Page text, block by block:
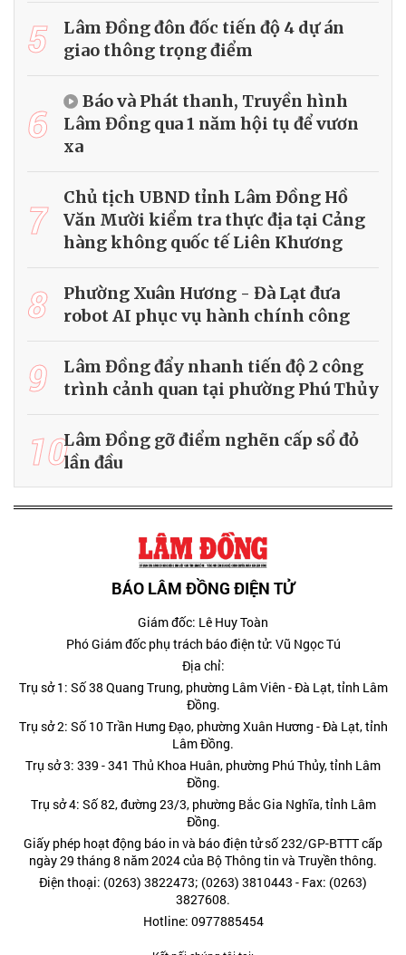
5
Lâm Đồng đôn đốc tiến độ 4 dự án
giao thông trọng điểm
6
Báo và Phát thanh, Truyền hình
Lâm Đồng qua 1 năm hội tụ để vươn
xa
7
Chủ tịch UBND tỉnh Lâm Đồng Hồ
Văn Mười kiểm tra thực địa tại Cảng
hàng không quốc tế Liên Khương
8
Phường Xuân Hương - Đà Lạt đưa
robot AI phục vụ hành chính công
9
Lâm Đồng đẩy nhanh tiến độ 2 công
trình cảnh quan tại phường Phú Thủy
10Lâm Đồng gỡ điểm nghẽn cấp sổ đỏ
lần đầu
BÁO LÂM ĐỒNG ĐIỆN TỬ
Giám đốc: Lê Huy Toàn
Phó Giám đốc phụ trách báo điện tử: Vũ Ngọc Tú
Địa chỉ:
Trụ sở 1: Số 38 Quang Trung, phường Lâm Viên - Đà Lạt, tỉnh Lâm
Đồng.
Trụ sở 2: Số 10 Trần Hưng Đạo, phường Xuân Hương - Đà Lạt, tỉnh
Lâm Đồng.
Trụ sở 3: 339 - 341 Thủ Khoa Huân, phường Phú Thủy, tỉnh Lâm
Đồng.
Trụ sở 4: Số 82, đường 23/3, phường Bắc Gia Nghĩa, tỉnh Lâm
Đồng.
Giấy phép hoạt động báo in và báo điện tử số 232/GP-BTTT cấp
ngày 29 tháng 8 năm 2024 của Bộ Thông tin và Truyền thông.
Điện thoại: (0263) 3822473; (0263) 3810443 - Fax: (0263)
3827608.
Hotline: 0977885454